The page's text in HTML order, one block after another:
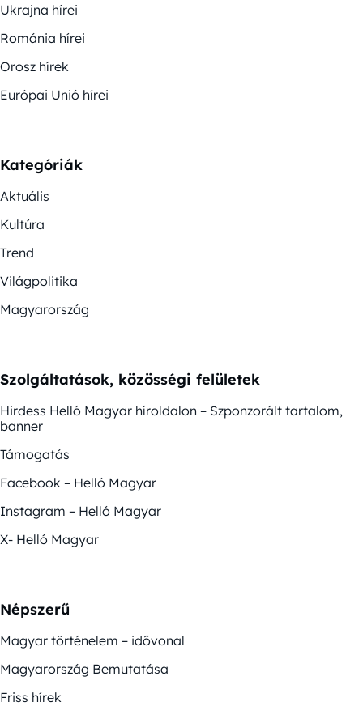
Ukrajna hírei
Románia hírei
Orosz hírek
Európai Unió hírei
Kategóriák
Aktuális
Kultúra
Trend
Világpolitika
Magyarország
Szolgáltatások, közösségi felületek
Hirdess Helló Magyar híroldalon – Szponzorált tartalom,
banner
Támogatás
Facebook – Helló Magyar
Instagram – Helló Magyar
X- Helló Magyar
Népszerű
Magyar történelem – idővonal
Magyarország Bemutatása
Friss hírek